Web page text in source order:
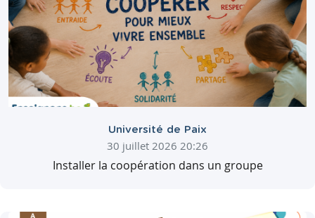
Université de Paix
30 juillet 2026 20:26
Installer la coopération dans un groupe